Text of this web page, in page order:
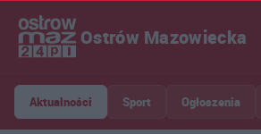
Ostrów Mazowiecka
Aktualności Sport Ogłoszenia